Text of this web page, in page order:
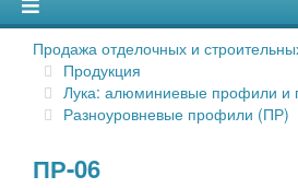
Продажа отделочных и
Продукция
Лука: алюминиевые профили и
Разноуровневые профили (ПР)
ПР-06